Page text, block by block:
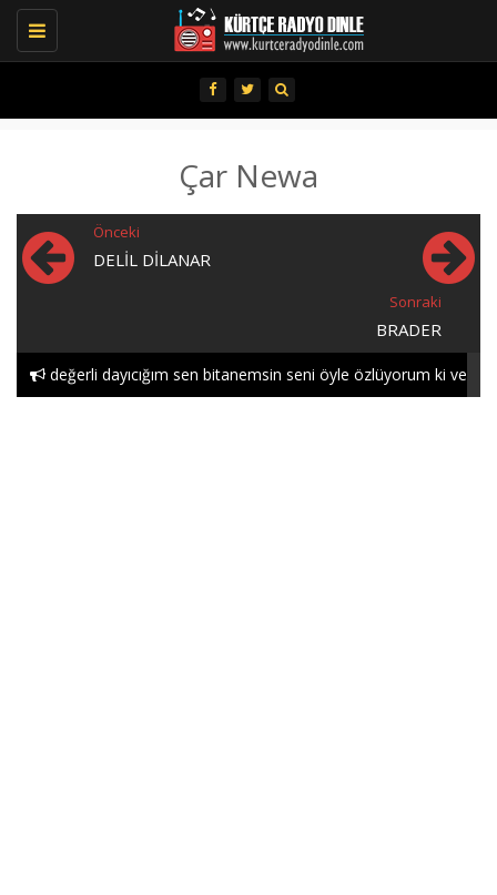
Toggle
navigation
Çar Newa
Önceki
DELIL DILANAR
Sonraki
BRADER
değerli dayıcığım sen bitanemsin seni öyle özlüyorum ki ve